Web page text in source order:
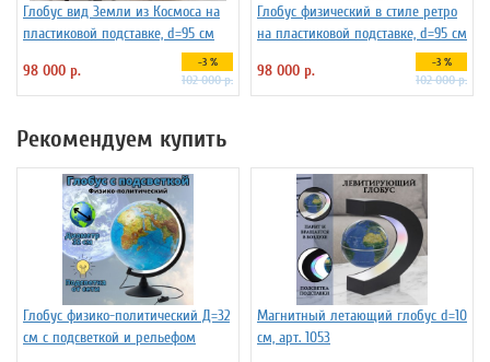
Глобус вид Земли из Космоса на
пластиковой подставке, d=95 см
98 000 р.
-3 %
102 000 р.
Глобус физический в стиле ретро
на пластиковой подставке, d=95 см
98 000 р.
-3 %
102 000 р.
Рекомендуем купить
Глобус физико-политический Д=32
см с подсветкой и рельефом
Магнитный летающий глобус d=10
см, арт. 1053